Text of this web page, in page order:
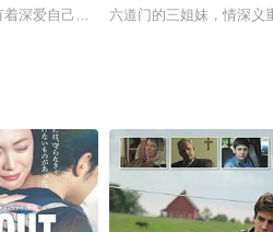
深爱自己的老公和幸福的小家因为一次
六道门的三姐妹，情深义